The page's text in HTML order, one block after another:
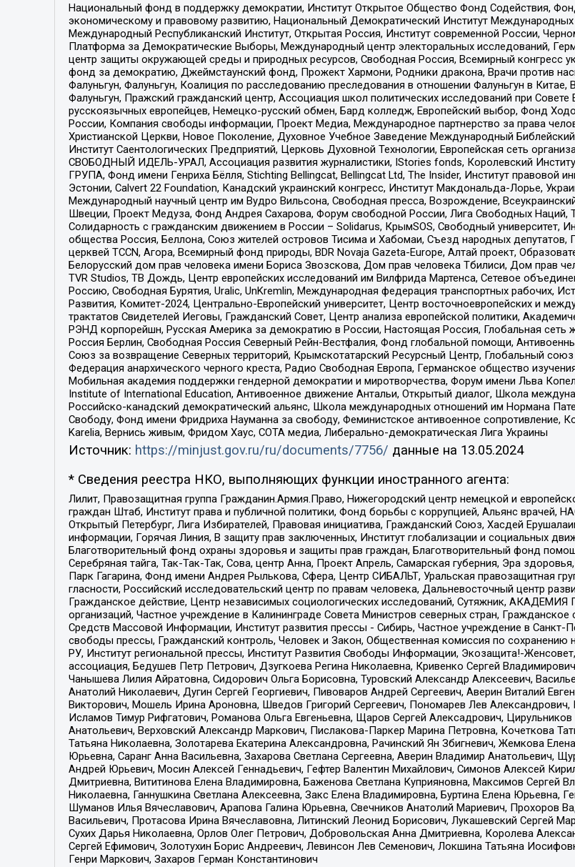
Национальный фонд в поддержку демократии, Институт Открытое Общество Фонд Содействия,
экономическому и правовому развитию, Национальный Демократический Институт Международных
Международный Республиканский Институт, Открытая Россия, Институт современной России,
Платформа за Демократические Выборы, Международный центр электоральных исследований,
центр защиты окружающей среды и природных ресурсов, Свободная Россия, Всемирный конгресс
фонд за демократию, Джеймстаунский фонд, Прожект Хармони, Родники дракона, Врачи против
Фалуньгун, Фалуньгун, Коалиция по расследованию преследования в отношении Фалуньгун в
Фалуньгун, Пражский гражданский центр, Ассоциация школ политических исследований при
русскоязычных европейцев, Немецко-русский обмен, Бард колледж, Европейский выбор, Фонд
России, Компания свободы информации, Проект Медиа, Международное партнерство за права
Христианской Церкви, Новое Поколение, Духовное Учебное Заведение Международный
Институт Саентологических Предприятий, Церковь Духовной Технологии, Европейская сеть
СВОБОДНЫЙ ИДЕЛЬ-УРАЛ, Ассоциация развития журналистики, IStories fonds, Королевский
ГРУПА, Фонд имени Генриха Бёлля, Stichting Bellingcat, Bellingcat Ltd, The Insider, Институт правовой
Эстонии, Calvert 22 Foundation, Канадский украинский конгресс, Институт Макдональда-Лорье,
Международный научный центр им Вудро Вильсона, Свободная пресса, Возрождение,
Швеции, Проект Медуза, Фонд Андрея Сахарова, Форум свободной России, Лига Свободных
Солидарность с гражданским движением в России – Solidarus, КрымSOS, Свободный университет,
общества Россия, Беллона, Союз жителей островов Тисима и Хабомаи, Съезд народных
церквей TCCN, Агора, Всемирный фонд природы, BDR Novaja Gazeta-Europe, Алтай проект,
Белорусский дом прав человека имени Бориса Звозскова, Дом прав человека Тбилиси, Дом прав
TVR Studios, ТВ Дождь, Центр европейских исследований им Вилфрида Мартенса, Сетевое
Россию, Свободная Бурятия, Uralic, UnKremlin, Международная федерация транспортных рабочих,
Развития, Комитет-2024, Центрально-Европейский университет, Центр восточноевропейских и
трактатов Свидетелей Иеговы, Гражданский Совет, Центр анализа европейской политики,
РЭНД корпорейшн, Русская Америка за демократию в России, Настоящая Россия, Глобальная сеть
Россия Берлин, Свободная Россия Северный Рейн-Вестфалия, Фонд глобальной помощи,
Союз за возвращение Северных территорий, Крымскотатарский Ресурсный Центр, Глобальный
Федерация анархического черного креста, Радио Свободная Европа, Германское общество
Мобильная академия поддержки гендерной демократии и миротворчества, Форум имени Льва
Institute of International Education, Антивоенное движение Антальи, Открытый диалог, Школа
Российско-канадский демократический альянс, Школа международных отношений им Нормана
Свободу, Фонд имени Фридриха Науманна за свободу, Феминистское антивоенное сопротивление,
Karelia, Вернись живым, Фридом Хаус, СОТА медиа, Либерально-демократическая Лига Украины
Источник: https://minjust.gov.ru/ru/documents/7756/ данные на 13.05.2024
* Сведения реестра НКО, выполняющих функции иностранного агента:
Лилит, Правозащитная группа Гражданин.Армия.Право, Нижегородский центр немецкой и
граждан Штаб, Институт права и публичной политики, Фонд борьбы с коррупцией, Альянс
Открытый Петербург, Лига Избирателей, Правовая инициатива, Гражданский Союз, Хасдей
информации, Горячая Линия, В защиту прав заключенных, Институт глобализации и социальных
Благотворительный фонд охраны здоровья и защиты прав граждан, Благотворительный фонд
Серебряная тайга, Так-Так-Так, Сова, центр Анна, Проект Апрель, Самарская губерния, Эра
Парк Гагарина, Фонд имени Андрея Рылькова, Сфера, Центр СИБАЛЬТ, Уральская правозащитная
гласности, Российский исследовательский центр по правам человека, Дальневосточный центр
Гражданское действие, Центр независимых социологических исследований, Сутяжник,
организаций, Частное учреждение в Калининграде Совета Министров северных стран,
Средств Массовой Информации, Институт развития прессы - Сибирь, Частное учреждение в
свободы прессы, Гражданский контроль, Человек и Закон, Общественная комиссия по
РУ, Институт региональной прессы, Институт Развития Свободы Информации, Экозащита!-
ассоциация, Бедушев Петр Петрович, Дзугкоева Регина Николаевна, Кривенко Сергей
Чанышева Лилия Айратовна, Сидорович Ольга Борисовна, Туровский Александр Алексеевич,
Анатолий Николаевич, Дугин Сергей Георгиевич, Пивоваров Андрей Сергеевич, Аверин Виталий
Викторович, Мошель Ирина Ароновна, Шведов Григорий Сергеевич, Пономарев Лев Александрович,
Исламов Тимур Рифгатович, Романова Ольга Евгеньевна, Щаров Сергей Алексадрович,
Анатольевич, Верховский Александр Маркович, Пислакова-Паркер Марина Петровна, Кочеткова
Татьяна Николаевна, Золотарева Екатерина Александровна, Рачинский Ян Збигневич, Жемкова
Юрьевна, Саранг Анна Васильевна, Захарова Светлана Сергеевна, Аверин Владимир Анатольевич,
Андрей Юрьевич, Мосин Алексей Геннадьевич, Гефтер Валентин Михайлович, Симонов Алексей
Дмитриевна, Вититинова Елена Владимировна, Баженова Светлана Куприяновна, Максимов Сергей
Николаевна, Ганнушкина Светлана Алексеевна, Закс Елена Владимировна, Буртина Елена Юрьевна,
Шуманов Илья Вячеславович, Арапова Галина Юрьевна, Свечников Анатолий Мариевич, Прохоров
Васильевич, Протасова Ирина Вячеславовна, Литинский Леонид Борисович, Лукашевский Сергей
Сухих Дарья Николаевна, Орлов Олег Петрович, Добровольская Анна Дмитриевна, Королева
Сергей Ефимович, Золотухин Борис Андреевич, Левинсон Лев Семенович, Локшина Татьяна
Генри Маркович, Захаров Герман Константинович